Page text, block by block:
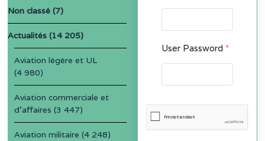
User Password *
Non classé (7)
Actualités (14 205)
Aviation légère et UL
(4 980)
Aviation commerciale et
d'affaires (3 447)
Aviation militaire (4 248)